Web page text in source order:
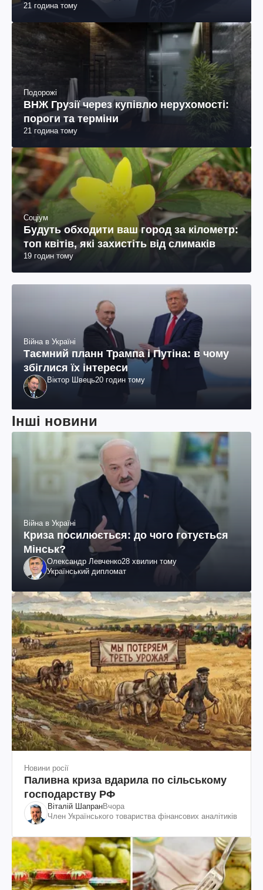
21 година тому
Подорожі
ВНЖ Грузії через купівлю нерухомості:
пороги та терміни
21 година тому
Соціум
Будуть обходити ваш город за кілометр:
топ квітів, які захистіть від слимаків
19 годин тому
Війна в Україні
Таємний планн Трампа і Путіна: в чому
збіглися їх інтереси
Віктор Швець20 годин тому
Інші новини
Війна в Україні
Криза посилюється: до чого готується
Мінськ?
Олександр Левченко28 хвилин тому
Український дипломат
Новини росії
Паливна криза вдарила по сільському
господарству РФ
Віталій ШапранВчора
Член Українського товариства фінансових аналітиків